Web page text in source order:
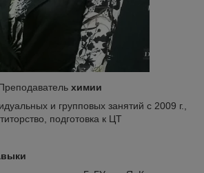
химии
и групповых занятий с 2009 г.,
подготовка к ЦТ